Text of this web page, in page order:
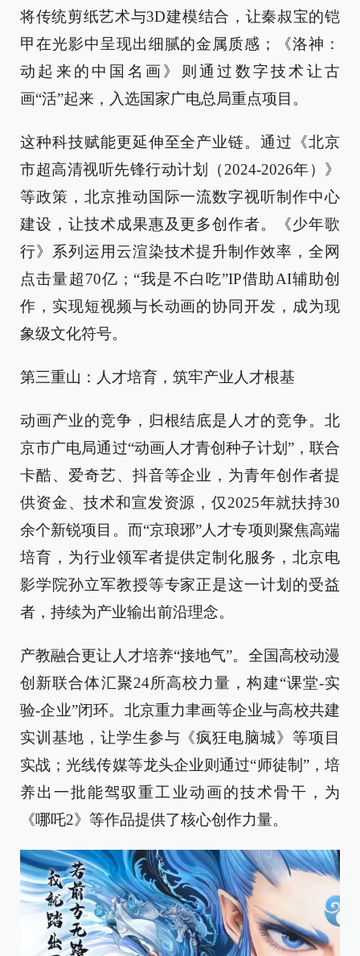
将传统剪纸艺术与3D建模结合，让秦叔宝的铠
甲在光影中呈现出细腻的金属质感；《洛神：
动起来的中国名画》则通过数字技术让古
画“活”起来，入选国家广电总局重点项目。
这种科技赋能更延伸至全产业链。通过《北京
市超高清视听先锋行动计划（2024-2026年）》
等政策，北京推动国际一流数字视听制作中心
建设，让技术成果惠及更多创作者。《少年歌
行》系列运用云渲染技术提升制作效率，全网
点击量超70亿；“我是不白吃”IP借助AI辅助创
作，实现短视频与长动画的协同开发，成为现
象级文化符号。
第三重山：人才培育，筑牢产业人才根基
动画产业的竞争，归根结底是人才的竞争。北
京市广电局通过“动画人才青创种子计划”，联合
卡酷、爱奇艺、抖音等企业，为青年创作者提
供资金、技术和宣发资源，仅2025年就扶持30
余个新锐项目。而“京琅琊”人才专项则聚焦高端
培育，为行业领军者提供定制化服务，北京电
影学院孙立军教授等专家正是这一计划的受益
者，持续为产业输出前沿理念。
产教融合更让人才培养“接地气”。全国高校动漫
创新联合体汇聚24所高校力量，构建“课堂-实
验-企业”闭环。北京重力聿画等企业与高校共建
实训基地，让学生参与《疯狂电脑城》等项目
实战；光线传媒等龙头企业则通过“师徒制”，培
养出一批能驾驭重工业动画的技术骨干，为
《哪吒2》等作品提供了核心创作力量。